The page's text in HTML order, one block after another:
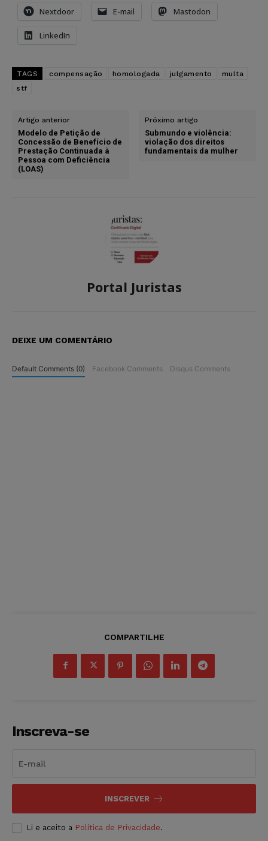
Nextdoor E-mail Mastodon
LinkedIn
TAGS compensação homologada julgamento
multa
stf
Artigo anterior
Modelo de Petição de
Concessão de Benefício de
Prestação Continuada à
Pessoa com Deficiência
(LOAS)
Próximo artigo
Submundo e violência:
violação dos direitos
fundamentais da mulher
Portal Juristas
DEIXE UM COMENTÁRIO
Default Comments (0) Facebook Comments Disqus Comments
COMPARTILHE
Inscreva-se
INSCREVER
Li e aceito a Política de Privacidade.